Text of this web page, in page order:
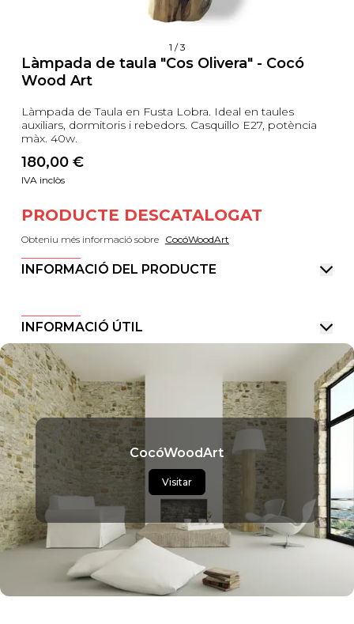
1 /3
Làmpada de taula "Cos Olivera" - Cocó
Wood Art
Làmpada de Taula en Fusta Lobra. Ideal en taules
auxiliars, dormitoris i rebedors. Casquillo E27, potència
màx. 40w.
180,00 €
IVA inclòs
PRODUCTE DESCATALOGAT
Obteniu més informació sobre CocóWoodArt
INFORMACIÓ DEL PRODUCTE
INFORMACIÓ ÚTIL
CocóWoodArt
Visitar